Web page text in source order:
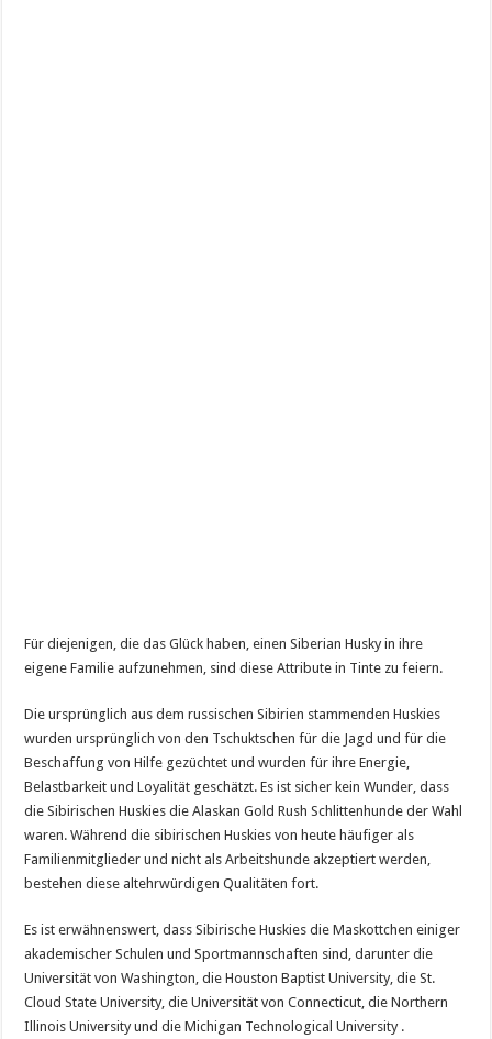
Für diejenigen, die das Glück haben, einen Siberian Husky in ihre
eigene Familie aufzunehmen, sind diese Attribute in Tinte zu feiern.
Die ursprünglich aus dem russischen Sibirien stammenden Huskies
wurden ursprünglich von den Tschuktschen für die Jagd und für die
Beschaffung von Hilfe gezüchtet und wurden für ihre Energie,
Belastbarkeit und Loyalität geschätzt. Es ist sicher kein Wunder, dass
die Sibirischen Huskies die Alaskan Gold Rush Schlittenhunde der Wahl
waren. Während die sibirischen Huskies von heute häufiger als
Familienmitglieder und nicht als Arbeitshunde akzeptiert werden,
bestehen diese altehrwürdigen Qualitäten fort.
Es ist erwähnenswert, dass Sibirische Huskies die Maskottchen einiger
akademischer Schulen und Sportmannschaften sind, darunter die
Universität von Washington, die Houston Baptist University, die St.
Cloud State University, die Universität von Connecticut, die Northern
Illinois University und die Michigan Technological University .